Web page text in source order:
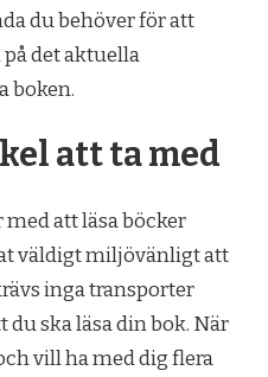
du behöver för att
det aktuella
boken.
att ta med
att läsa böcker
väldigt miljövänligt att
inga transporter
ska läsa din bok. När
vill ha med dig flera